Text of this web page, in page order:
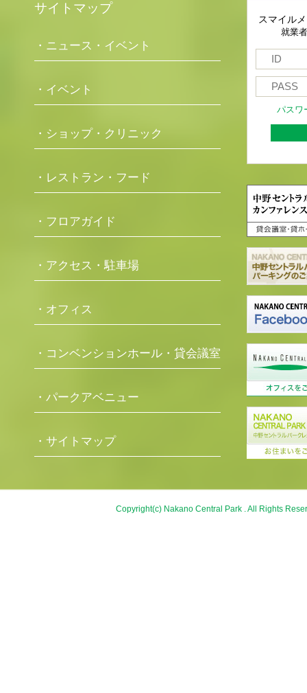
サイトマップ
・ニュース・イベント
・イベント
・ショップ・クリニック
・レストラン・フード
・フロアガイド
・アクセス・駐車場
・オフィス
・コンベンションホール・貸会議室
・パークアベニュー
・サイトマップ
スマイル
就業
パスワ
Copyright(c) Nakano Central Park . All Rights